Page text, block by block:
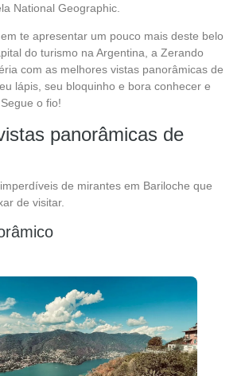
National Geographic.
te apresentar um pouco mais deste belo
do turismo na Argentina, a Zerando
com as melhores vistas panorâmicas de
lápis, seu bloquinho e bora conhecer e
o fio!
panorâmicas de
de mirantes em Bariloche que
de visitar.